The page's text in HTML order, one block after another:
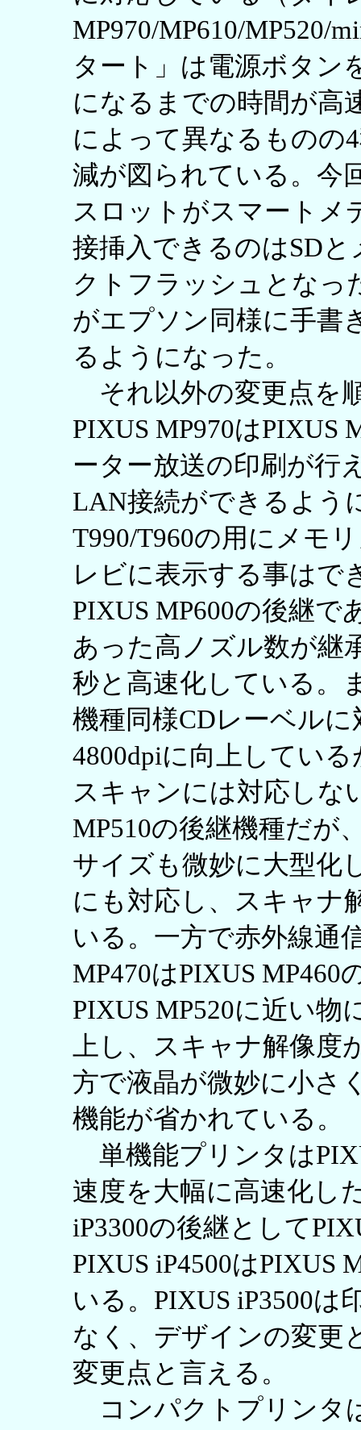
MP970/MP610/MP520/
タート」は電源ボタン
になるまでの時間が高
によって異なるものの
減が図られている。今
スロットがスマートメ
接挿入できるのはSD
クトフラッシュとなっ
がエプソン同様に手書
るようになった。
それ以外の変更点を
PIXUS MP970はPIXUS
ーター放送の印刷が行
LAN接続ができるよう
T990/T960の用にメモ
レビに表示する事はで
PIXUS MP600の後継で
あった高ノズル数が継
秒と高速化している。
機種同様CDレーベル
4800dpiに向上してい
スキャンには対応しな
MP510の後継機種だが
サイズも微妙に大型化
にも対応し、スキャナ
いる。一方で赤外線通
MP470はPIXUS
PIXUS MP520に近い物
上し、スキャナ解像度
方で液晶が微妙に小さ
機能が省かれている。
単機能プリンタは
速度を大幅に高速化し
iP3300の後継として
PIXUS iP4500はPIXUS
いる。PIXUS iP3500は
なく、デザインの変更
変更点と言える。
コンパクトプリンタ